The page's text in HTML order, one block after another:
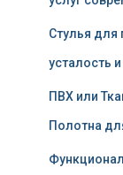
Стулья для
усталость
ПВХ или
Полотна